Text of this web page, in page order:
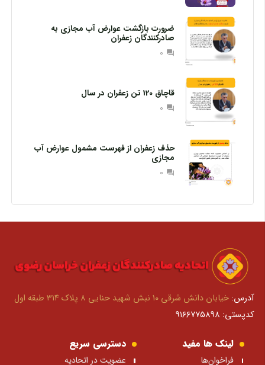
ضرورت بازگشت عوارض آب مجازی به
صادرکنندگان زعفران
question_answer
0
قاچاق 120 تن زعفران در سال
question_answer
0
حذف زعفران از فهرست مشمول عوارض آب
مجازی
question_answer
0
آدرس:خیابان دانش شرقی ۱۰ نبش شهید حنایی ۸ پلاک ۳۱۴ طبقه اول
کدپستی: ۹۱۶۶۷۷۵۸۹۸
لینک ها مفید
فراخوان‌ها
دسترسی سریع
عضویت در اتحادیه